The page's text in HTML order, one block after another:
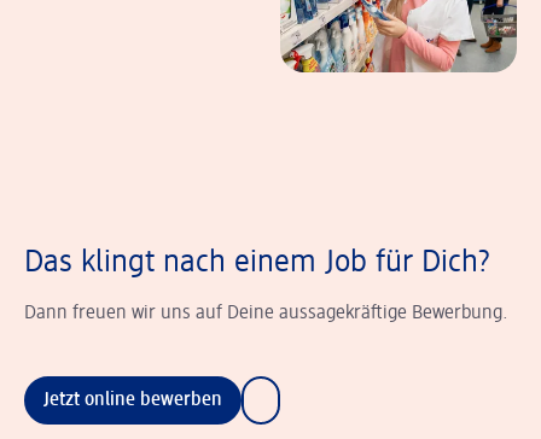
Das klingt nach einem Job für Dich?
Dann freuen wir uns auf Deine aussagekräftige Bewerbung.
Jetzt online bewerben